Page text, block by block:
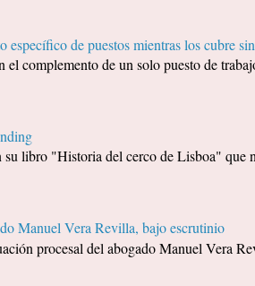
de puestos mientras los cubre
complemento de un solo puesto de
libro "Historia del cerco de Lisboa" que
Manuel Vera Revilla, bajo escrutinio
procesal del abogado Manuel Vera